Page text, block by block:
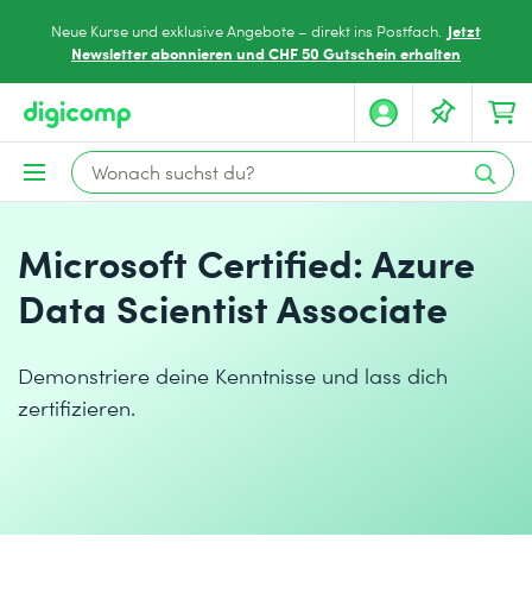
Neue Kurse und exklusive Angebote – direkt ins Postfach. Jetzt
Newsletter abonnieren und CHF 50 Gutschein erhalten
Microsoft Certified: Azure
Data Scientist Associate
Demonstriere deine Kenntnisse und lass dich
zertifizieren.